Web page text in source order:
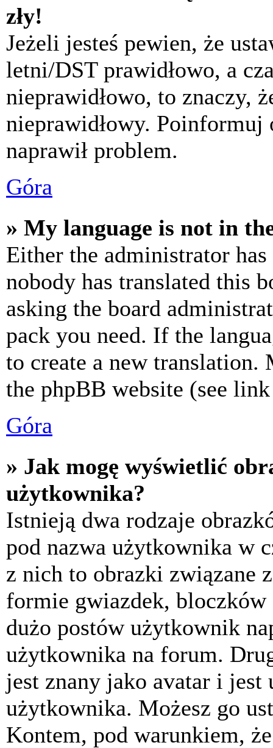
zły!
Jeżeli jesteś pewien, że
letni/DST prawidłowo, a
nieprawidłowo, to znaczy,
nieprawidłowy.
naprawił problem.
Góra
» My language is not in
Either the administrator
nobody has translated this
asking the board
pack you need. If the
to create a new
the phpBB website (see
Góra
» Jak mogę wyświetlić
użytkownika?
Istnieją dwa rodzaje
pod nazwa użytkownika w
z nich to obrazki związane
formie gwiazdek,
dużo postów użytkownik
użytkownika na forum.
jest znany jako avatar i jest
użytkownika. Możesz go
Kontem, pod warunkiem,